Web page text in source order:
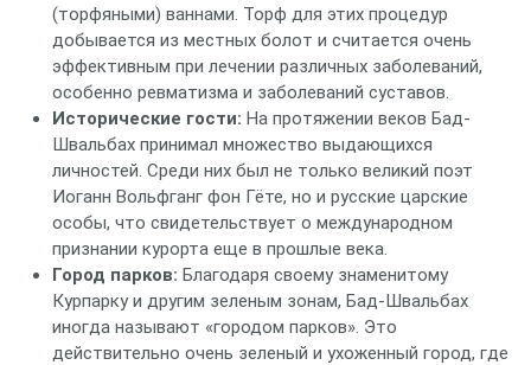
(торфяными) ваннами. Торф для этих процедур
добывается из местных болот и считается очень
эффективным при лечении различных заболеваний,
особенно ревматизма и заболеваний суставов.
Исторические гости: На протяжении веков Бад-
Швальбах принимал множество выдающихся
личностей. Среди них был не только великий поэт
Иоганн Вольфганг фон Гёте, но и русские царские
особы, что свидетельствует о международном
признании курорта еще в прошлые века.
Город парков: Благодаря своему знаменитому
Курпарку и другим зеленым зонам, Бад-Швальбах
иногда называют «городом парков». Это
действительно очень зеленый и ухоженный город, где